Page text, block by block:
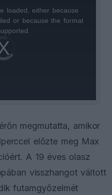
loaded, either because
or because the format
megmutatta, amikor
előzte meg Max
A 19 éves olasz
visszhangot váltott
futamgyőzelmét